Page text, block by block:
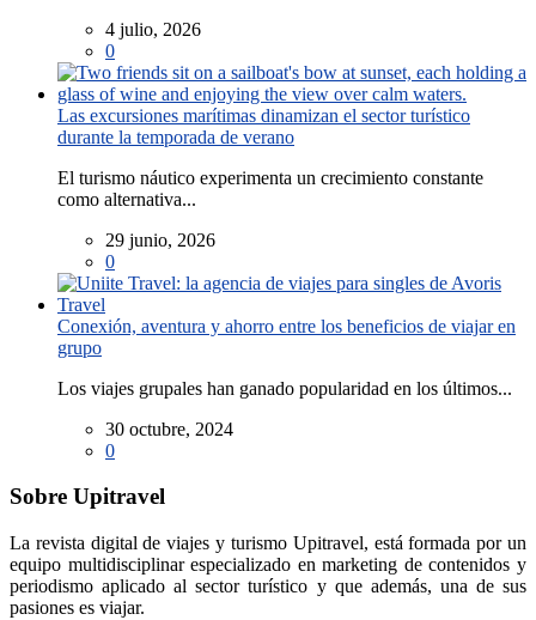
4 julio, 2026
0
Las excursiones marítimas dinamizan el sector turístico
durante la temporada de verano
El turismo náutico experimenta un crecimiento constante
como alternativa...
29 junio, 2026
0
Conexión, aventura y ahorro entre los beneficios de viajar en
grupo
Los viajes grupales han ganado popularidad en los últimos...
30 octubre, 2024
0
Sobre Upitravel
La revista digital de viajes y turismo Upitravel, está formada por un
equipo multidisciplinar especializado en marketing de contenidos y
periodismo aplicado al sector turístico y que además, una de sus
pasiones es viajar.